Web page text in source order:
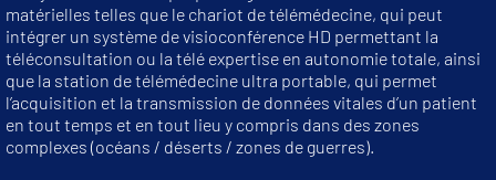
matérielles telles que le chariot de télémédecine, qui peut
intégrer un système de visioconférence HD permettant la
téléconsultation ou la télé expertise en autonomie totale, ainsi
que la station de télémédecine ultra portable, qui permet
l’acquisition et la transmission de données vitales d’un patient
en tout temps et en tout lieu y compris dans des zones
complexes (océans / déserts / zones de guerres).